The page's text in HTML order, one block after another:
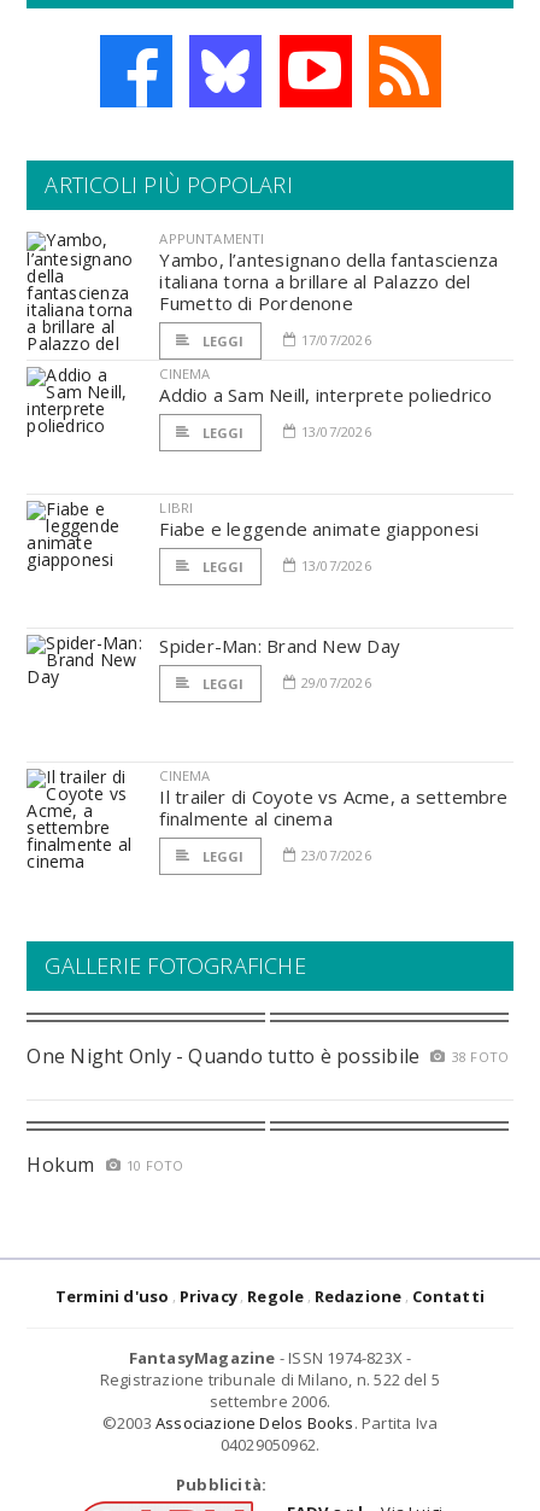
ARTICOLI PIÙ POPOLARI
APPUNTAMENTI
Yambo, l’antesignano della fantascienza
italiana torna a brillare al Palazzo del
Fumetto di Pordenone
LEGGI
17/07/2026
CINEMA
Addio a Sam Neill, interprete poliedrico
LEGGI 13/07/2026
LIBRI
Fiabe e leggende animate giapponesi
LEGGI 13/07/2026
Spider-Man: Brand New Day
LEGGI 29/07/2026
CINEMA
Il trailer di Coyote vs Acme, a settembre
finalmente al cinema
LEGGI 23/07/2026
GALLERIE FOTOGRAFICHE
One Night Only - Quando tutto è possibile 38 FOTO
Hokum 10 FOTO
Termini d'uso Privacy Regole Redazione Contatti
FantasyMagazine - ISSN 1974-823X -
Registrazione tribunale di Milano, n. 522 del 5
settembre 2006.
©2003 Associazione Delos Books. Partita Iva
04029050962.
Pubblicità: